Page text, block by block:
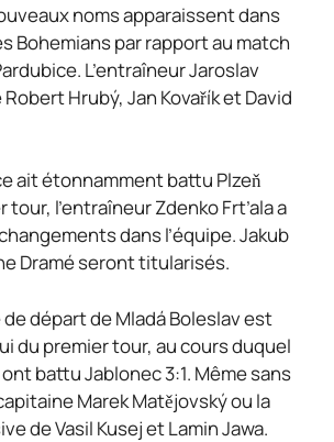
noms apparaissent dans
Bohemians par rapport au match
L’entraîneur Jaroslav
Hrubý, Jan Kovařík et David
ait étonnamment battu Plzeň
tour, l’entraîneur Zdenko Frt’ala a
dans l’équipe. Jakub
Dramé seront titularisés.
de départ de Mladá Boleslav est
du premier tour, au cours duquel
battu Jablonec 3:1. Même sans
Marek Matějovský ou la
de Vasil Kusej et Lamin Jawa.